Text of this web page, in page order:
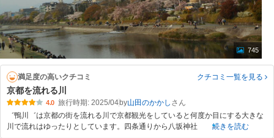
745
満足度の高いクチコミ クチコミ一覧を見る
京都を流れる川
4.0 旅行時期: 2025/04by山田のかかし
゛鴨川゛は京都の街を流れる川で京都観光をしていると何度か目にする大きな
川で流れはゆったりとしています。四条通りから八坂神社
続きを読む